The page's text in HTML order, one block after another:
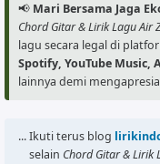
📢 Mari Bersama Jaga
Chord Gitar & Lirik Lagu Air
lagu secara legal di
Spotify, YouTube Music,
lainnya demi
... Ikuti terus blog
selain Chord Gitar & Lirik